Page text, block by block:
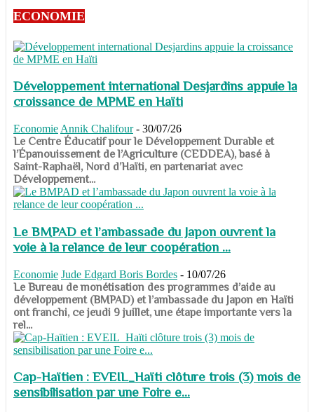
ECONOMIE
Développement international Desjardins appuie la
croissance de MPME en Haïti
Economie Annik Chalifour - 30/07/26
​​​​​​​Le Centre Éducatif pour le Développement Durable et
l’Épanouissement de l’Agriculture (CEDDEA), basé à
Saint-Raphaël, Nord d’Haïti, en partenariat avec
Développement...
Le BMPAD et l’ambassade du Japon ouvrent la
voie à la relance de leur coopération ...
Economie Jude Edgard Boris Bordes - 10/07/26
​​​​​​​Le Bureau de monétisation des programmes d’aide au
développement (BMPAD) et l’ambassade du Japon en Haïti
ont franchi, ce jeudi 9 juillet, une étape importante vers la
rel...
Cap-Haïtien : EVEIL_Haïti clôture trois (3) mois de
sensibilisation par une Foire e...